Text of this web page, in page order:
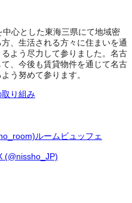
心とした東海三県にて地域密
、生活される方々に住まいを通
よう尽力して参りました。名古
、今後も賃貸物件を通じて名古
う努めて参ります。
り組み
ルームビュッフェ
(@nissho_JP)